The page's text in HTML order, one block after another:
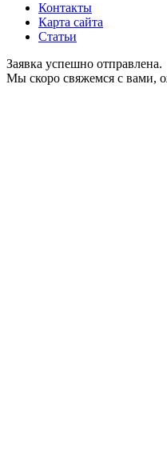
Контакты
Карта сайта
Статьи
Заявка успешно отправлена.
Мы скоро свяжемся с вами,